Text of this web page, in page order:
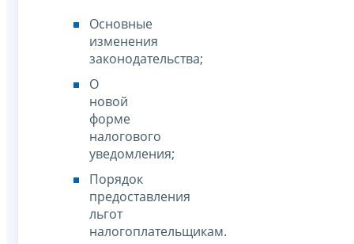
Основные
изменения
законодательства;
О
новой
форме
налогового
уведомления;
Порядок
предоставления
льгот
налогоплательщикам.